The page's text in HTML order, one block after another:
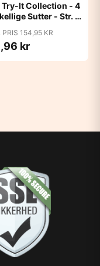
Try-It Collection - 4
Sutter - Str. 1
PRIS 154,95 KR
kr